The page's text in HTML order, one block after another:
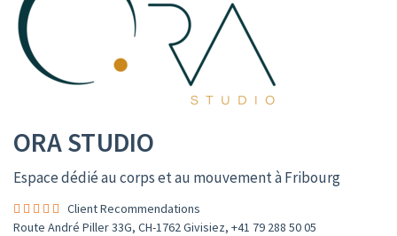
ORA STUDIO
Espace dédié au corps et au mouvement à Fribourg
Client Recommendations
Route André Piller 33G, CH-1762 Givisiez, +41 79 288 50 05